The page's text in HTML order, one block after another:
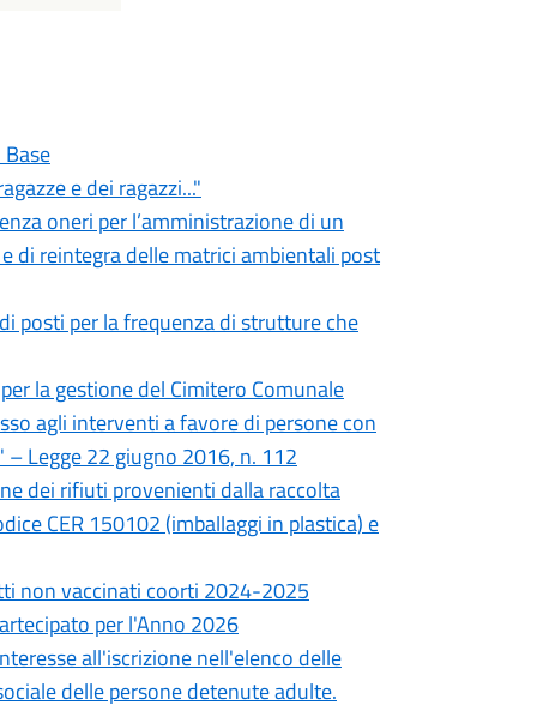
e dei ragazzi..."
oneri per l’amministrazione di un
di reintegra delle matrici ambientali post
posti per la frequenza di strutture che
la gestione del Cimitero Comunale
agli interventi a favore di persone con
Legge 22 giugno 2016, n. 112
dei rifiuti provenienti dalla raccolta
CER 150102 (imballaggi in plastica) e
non vaccinati coorti 2024-2025
per l'Anno 2026
all'iscrizione nell'elenco delle
delle persone detenute adulte.